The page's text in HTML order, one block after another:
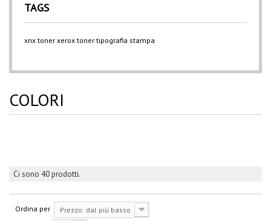
TAGS
xnx toner xerox toner tipografia stampa
COLORI
Ci sono 40 prodotti.
Ordina per
Prezzo: dal più basso